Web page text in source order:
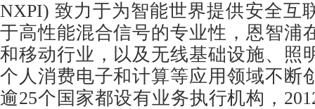
NXPI) 致力于为智能世界提供安全互
于高性能混合信号的专业性，恩智浦
和移动行业，以及无线基础设施、照
个人消费电子和计算等应用领域不断
逾25个国家都设有业务执行机构，